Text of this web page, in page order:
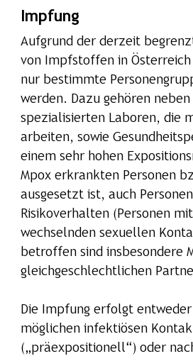
Impfung
Aufgrund der derzeit
von Impfstoffen in
nur bestimmte
werden. Dazu gehören
spezialisierten Laboren, die
arbeiten, sowie
einem sehr hohen
Mpox erkrankten Personen
ausgesetzt ist, auch
Risikoverhalten (Personen
wechselnden sexuellen
betroffen sind insbesondere
gleichgeschlechtlichen
Die Impfung erfolgt
möglichen infektiösen
(„präexpositionell“) oder